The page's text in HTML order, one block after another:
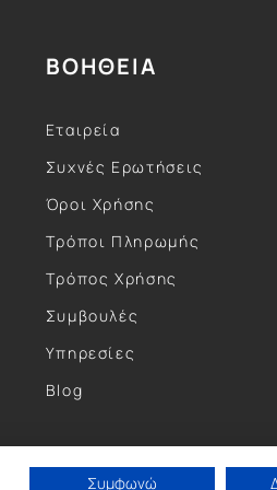
ΒΟΗΘΕΙΑ
Εταιρεία
Συχνές Ερωτήσεις
Όροι Χρήσης
Τρόποι Πληρωμής
Τρόπος Χρήσης
Συμβουλές
Υπηρεσίες
Blog
Συμφωνώ